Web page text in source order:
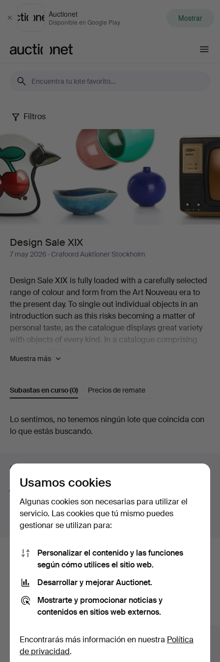
Cerrar
Auctionet
Disponible en Google Play Mostrar
Design
Sale
XIX
Filtros
Design Sale XIX
7 may 2026 · Crafoord Auktioner Stockholm
Design Sale XIX is fully loaded with a carefully selected
range of colour and form from the Art Nouveau era to
the present day. To single out individual objects in an
introduction such as this risks becoming a matter of
personal taste, as the catalogue displays great variety
with objects of every kind. In a catalogue comprising
classics while many others are rare and unusual
second of.
A cocktail shaker in graceful Art Deco style is one of the
same breath as a restrained silver casket from Atelier
Borgila, ceramics by Berndt Friberg, a Surfboard Table
steeped in Art Nouveau, and then, in the midst of all
this, a few home computers of that charmingly dated
You are most warmly welcome to Crafoord Auktioner
Stockholm!
Muestra más
Subastas en curso(0) Precios de remate
Subastas
Lo sentimos, no tenemos ningún lote que coincida con
lo que estás buscando.
Consejos para mejorar la búsqueda
La función de búsqueda también admite partes de
palabras. Por ejemplo si buscas brazte aparecerán
resultados parabrazalete
Estos son los lotes existentes
nuestro archivo que coinciden con
tu búsqueda.
Mostrar todos los lotes
Usamos cookies
Algunas cookies son necesarias para utilizar el
servicio. Las cookies que tú mismo puedes
gestionar se utilizan para:
Personalizar el contenido y las funciones
según cómo utilices el sitio web.
Desarrollar y mejorar Auctionet.
Mostrarte y promocionar noticias y
contenidos en sitios web externos.
Encontrarás más información en nuestra Política
de privacidad.